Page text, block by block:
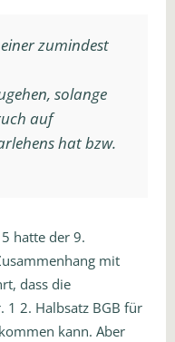
zumindest
solange
auf
hat bzw.
hatte der 9.
mit
dass die
1 2. Halbsatz BGB für
kann. Aber